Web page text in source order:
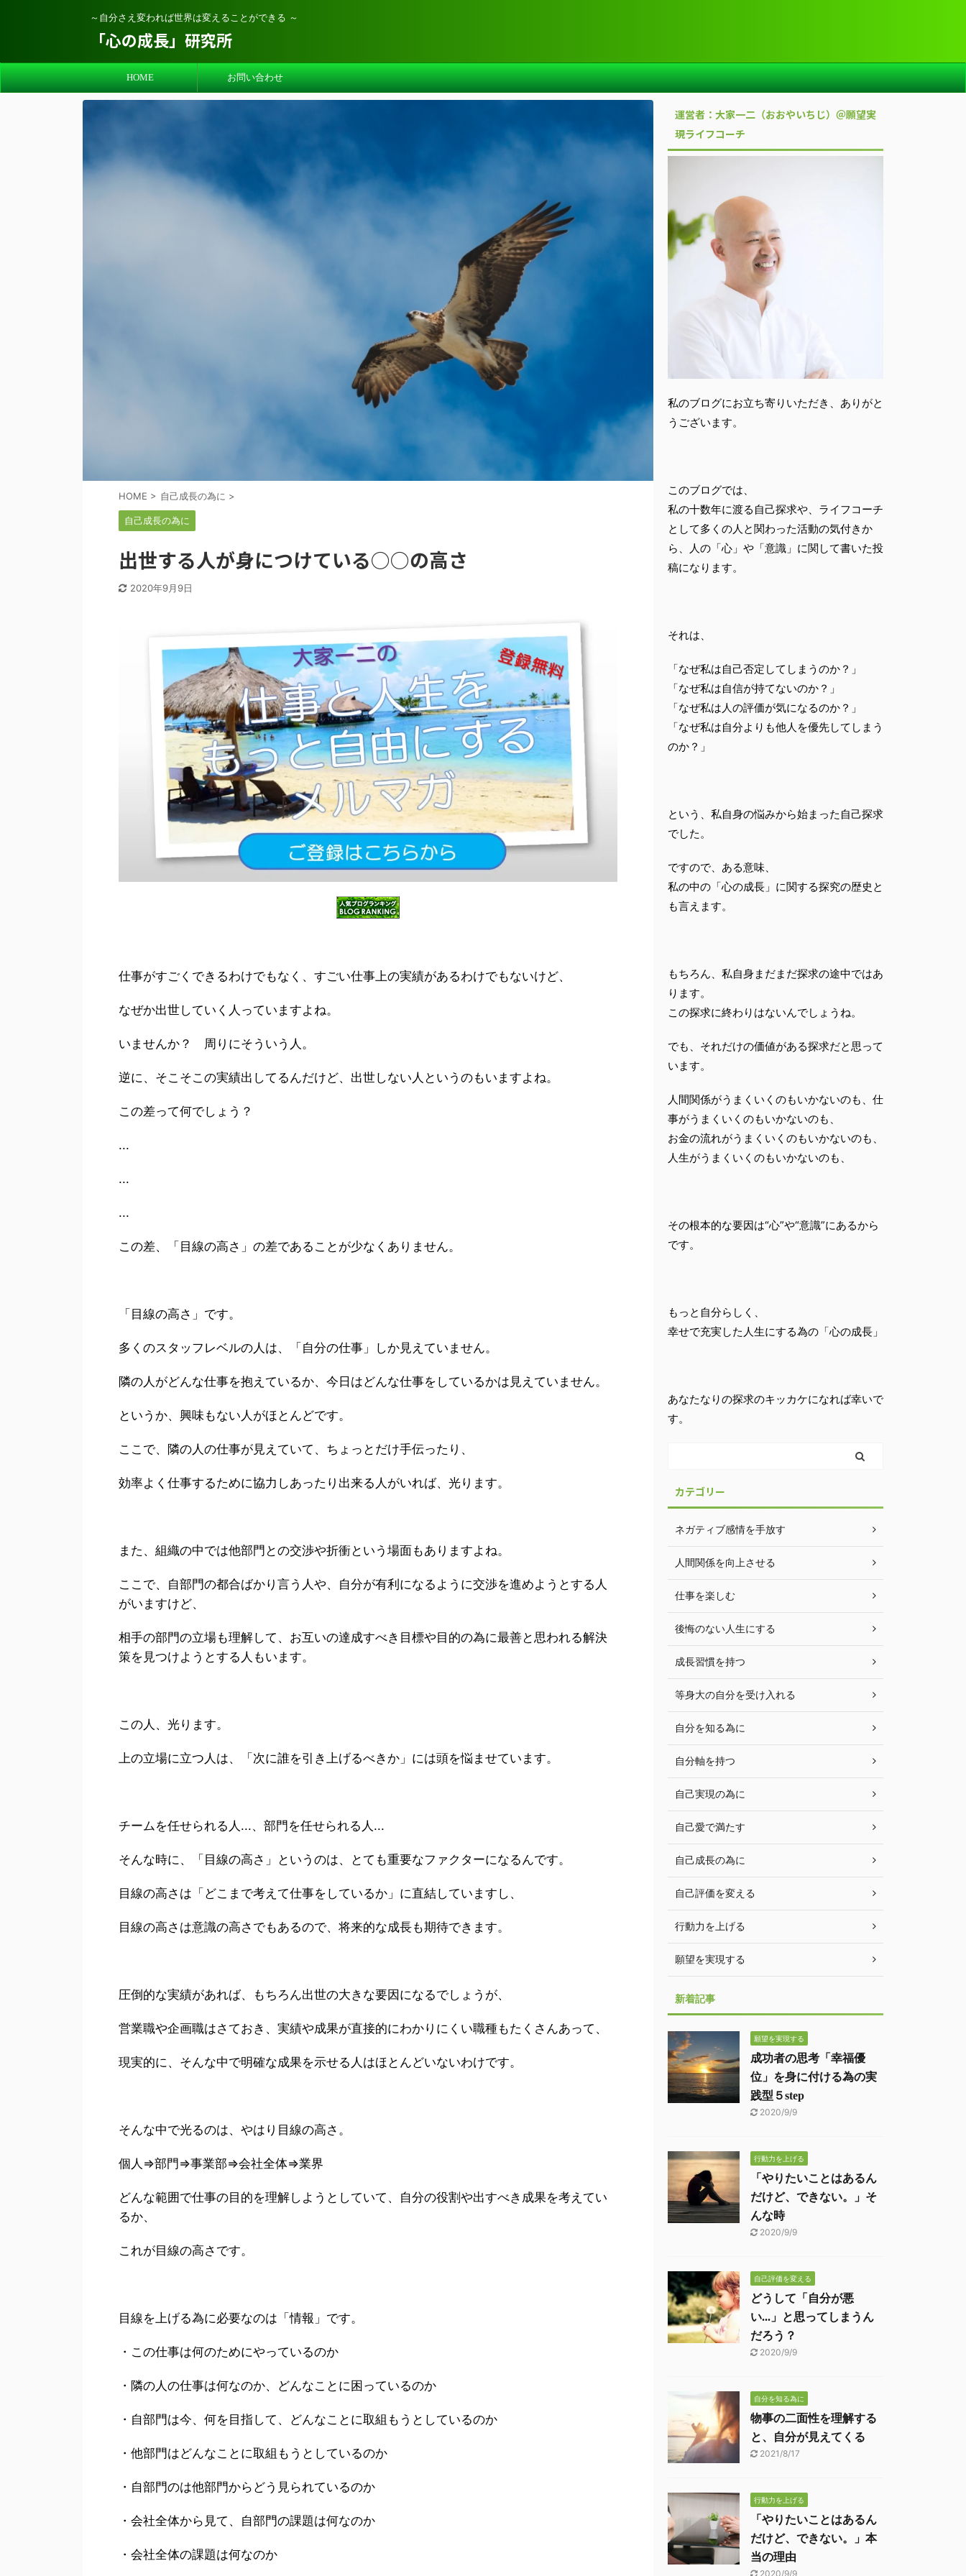
～自分さえ変われば世界は変えることができる ～
「心の成長」研究所
HOME お問い合わせ
HOME > 自己成長の為に >
自己成長の為に
出世する人が身につけている○○の高さ
2020年9月9日
仕事がすごくできるわけでもなく、すごい仕事上の実績があるわけでもないけど、
なぜか出世していく人っていますよね。
いませんか？ 周りにそういう人。
逆に、そこそこの実績出してるんだけど、出世しない人というのもいますよね。
この差って何でしょう？
...
...
...
この差、「目線の高さ」の差であることが少なくありません。
「目線の高さ」です。
多くのスタッフレベルの人は、「自分の仕事」しか見えていません。
隣の人がどんな仕事を抱えているか、今日はどんな仕事をしているかは見えていません。
というか、興味もない人がほとんどです。
ここで、隣の人の仕事が見えていて、ちょっとだけ手伝ったり、
効率よく仕事するために協力しあったり出来る人がいれば、光ります。
また、組織の中では他部門との交渉や折衝という場面もありますよね。
ここで、自部門の都合ばかり言う人や、自分が有利になるように交渉を進めようとする人
がいますけど、
相手の部門の立場も理解して、お互いの達成すべき目標や目的の為に最善と思われる解決
策を見つけようとする人もいます。
この人、光ります。
上の立場に立つ人は、「次に誰を引き上げるべきか」には頭を悩ませています。
チームを任せられる人...、部門を任せられる人...
そんな時に、「目線の高さ」というのは、とても重要なファクターになるんです。
目線の高さは「どこまで考えて仕事をしているか」に直結していますし、
目線の高さは意識の高さでもあるので、将来的な成長も期待できます。
圧倒的な実績があれば、もちろん出世の大きな要因になるでしょうが、
営業職や企画職はさておき、実績や成果が直接的にわかりにくい職種もたくさんあって、
現実的に、そんな中で明確な成果を示せる人はほとんどいないわけです。
そんな中で光るのは、やはり目線の高さ。
個人⇒部門⇒事業部⇒会社全体⇒業界
どんな範囲で仕事の目的を理解しようとしていて、自分の役割や出すべき成果を考えてい
るか、
これが目線の高さです。
目線を上げる為に必要なのは「情報」です。
・この仕事は何のためにやっているのか
・隣の人の仕事は何なのか、どんなことに困っているのか
・自部門は今、何を目指して、どんなことに取組もうとしているのか
・他部門はどんなことに取組もうとしているのか
・自部門のは他部門からどう見られているのか
・会社全体から見て、自部門の課題は何なのか
・会社全体の課題は何なのか
運営者：大家一二（おおやいちじ）＠願望実
現ライフコーチ
私のブログにお立ち寄りいただき、ありがと
うございます。
このブログでは、
私の十数年に渡る自己探求や、ライフコーチ
として多くの人と関わった活動の気付きか
ら、人の「心」や「意識」に関して書いた投
稿になります。
それは、
「なぜ私は自己否定してしまうのか？」
「なぜ私は自信が持てないのか？」
「なぜ私は人の評価が気になるのか？」
「なぜ私は自分よりも他人を優先してしまう
のか？」
という、私自身の悩みから始まった自己探求
でした。
ですので、ある意味、
私の中の「心の成長」に関する探究の歴史と
も言えます。
もちろん、私自身まだまだ探求の途中ではあ
ります。
この探求に終わりはないんでしょうね。
でも、それだけの価値がある探求だと思って
います。
人間関係がうまくいくのもいかないのも、仕
事がうまくいくのもいかないのも、
お金の流れがうまくいくのもいかないのも、
人生がうまくいくのもいかないのも、
その根本的な要因は“心”や“意識”にあるから
です。
もっと自分らしく、
幸せで充実した人生にする為の「心の成長」
あなたなりの探求のキッカケになれば幸いで
す。
カテゴリー
ネガティブ感情を手放す
人間関係を向上させる
仕事を楽しむ
後悔のない人生にする
成長習慣を持つ
等身大の自分を受け入れる
自分を知る為に
自分軸を持つ
自己実現の為に
自己愛で満たす
自己成長の為に
自己評価を変える
行動力を上げる
願望を実現する
新着記事
願望を実現する
成功者の思考「幸福優
位」を身に付ける為の実
践型５step
2020/9/9
行動力を上げる
「やりたいことはあるん
だけど、できない。」そ
んな時
2020/9/9
自己評価を変える
どうして「自分が悪
い...」と思ってしまうん
だろう？
2020/9/9
自分を知る為に
物事の二面性を理解する
と、自分が見えてくる
2021/8/17
行動力を上げる
「やりたいことはあるん
だけど、できない。」本
当の理由
2020/9/9